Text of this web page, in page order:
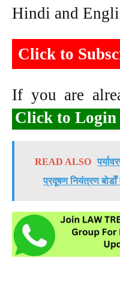
Hindi and
Click to
If you are
Click to Login
READ ALSO
प्रदूषण नियंत्रण